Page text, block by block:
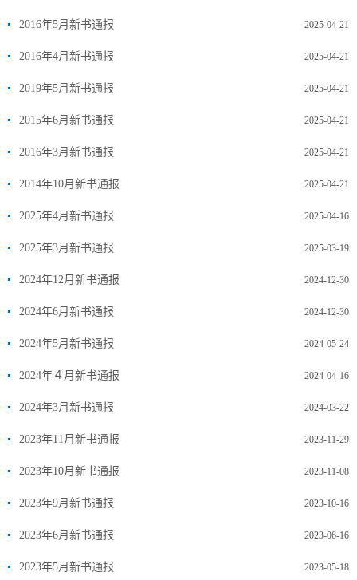
2016年5月新书通报 2025-04-21
2016年4月新书通报 2025-04-21
2019年5月新书通报 2025-04-21
2015年6月新书通报 2025-04-21
2016年3月新书通报 2025-04-21
2014年10月新书通报 2025-04-21
2025年4月新书通报 2025-04-16
2025年3月新书通报 2025-03-19
2024年12月新书通报 2024-12-30
2024年6月新书通报 2024-12-30
2024年5月新书通报 2024-05-24
2024年４月新书通报 2024-04-16
2024年3月新书通报 2024-03-22
2023年11月新书通报 2023-11-29
2023年10月新书通报 2023-11-08
2023年9月新书通报 2023-10-16
2023年6月新书通报 2023-06-16
2023年5月新书通报 2023-05-18